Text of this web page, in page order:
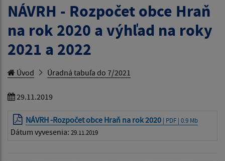
NÁVRH - Rozpočet obce Hraň
na rok 2020 a výhľad na roky
2021 a 2022
Úvod Úradná tabuľa do 7/2021
29.11.2019
NÁVRH -Rozpočet obce Hraň na rok 2020 | PDF | 0.9 Mb
Dátum vyvesenia: 29.11.2019